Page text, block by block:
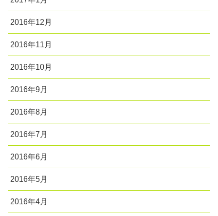
2016年12月
2016年11月
2016年10月
2016年9月
2016年8月
2016年7月
2016年6月
2016年5月
2016年4月